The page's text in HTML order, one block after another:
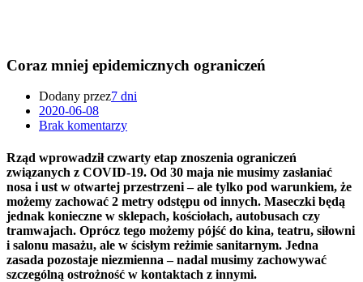
Coraz mniej epidemicznych ograniczeń
Dodany przez7 dni
2020-06-08
Brak komentarzy
Rząd wprowadził czwarty etap znoszenia ograniczeń
związanych z COVID-19. Od 30 maja nie musimy zasłaniać
nosa i ust w otwartej przestrzeni – ale tylko pod warunkiem, że
możemy zachować 2 metry odstępu od innych. Maseczki będą
jednak konieczne w sklepach, kościołach, autobusach czy
tramwajach. Oprócz tego możemy pójść do kina, teatru, siłowni
i salonu masażu, ale w ścisłym reżimie sanitarnym. Jedna
zasada pozostaje niezmienna – nadal musimy zachowywać
szczególną ostrożność w kontaktach z innymi.